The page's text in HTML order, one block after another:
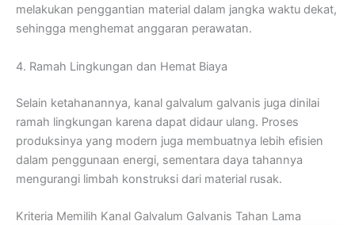
melakukan penggantian material dalam jangka waktu dekat,
sehingga menghemat anggaran perawatan.
4. Ramah Lingkungan dan Hemat Biaya
Selain ketahanannya, kanal galvalum galvanis juga dinilai
ramah lingkungan karena dapat didaur ulang. Proses
produksinya yang modern juga membuatnya lebih efisien
dalam penggunaan energi, sementara daya tahannya
mengurangi limbah konstruksi dari material rusak.
Kriteria Memilih Kanal Galvalum Galvanis Tahan Lama